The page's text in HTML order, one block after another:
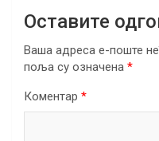
Оставите
Ваша адреса е-поште
поља су означена *
Коментар *